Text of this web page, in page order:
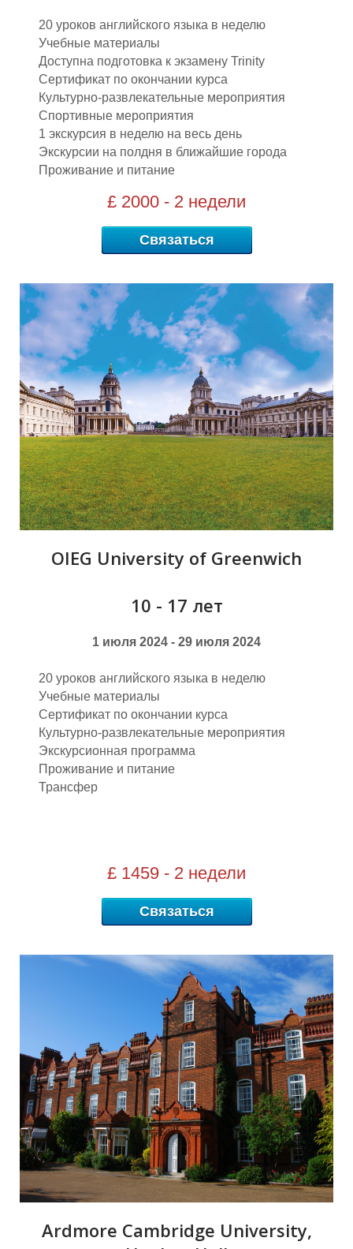
Х
П
Р
20 уроков английского языка в неделю
Учебные материалы
Доступна подготовка к экзамену Trinity
Сертификат по окончании курса
Культурно-развлекательные мероприятия
Спортивные мероприятия
1 экскурсия в неделю на весь день
Экскурсии на полдня в ближайшие города
Проживание и питание
£ 2000 - 2 недели
Связаться
OIEG University of Greenwich
10 - 17 лет
1 июля 2024 - 29 июля 2024
20 уроков английского языка в неделю
Учебные материалы
Сертификат по окончании курса
Культурно-развлекательные мероприятия
Экскурсионная программа
Проживание и питание
Трансфер
£ 1459 - 2 недели
Связаться
Ardmore Cambridge University,